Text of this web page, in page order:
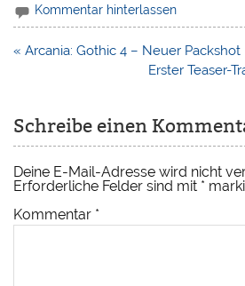
Kommentar hinterlassen
Beitragsnavigation
« Arcania: Gothic 4 – Neuer Packshot
Erster Teaser-
Schreibe einen
Deine E-Mail-Adresse wird nicht
Erforderliche Felder sind mit *
Kommentar *